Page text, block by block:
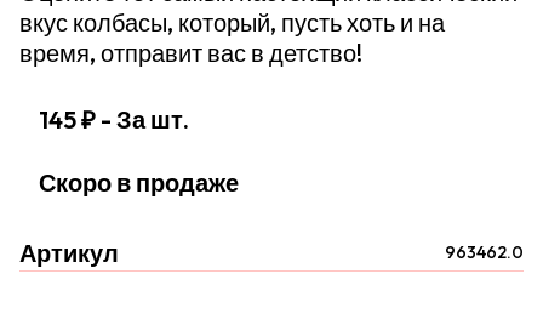
вкус колбасы, который, пусть хоть и на
время, отправит вас в детство!
145 ₽ - За шт.
Скоро в продаже
Артикул 963462.0